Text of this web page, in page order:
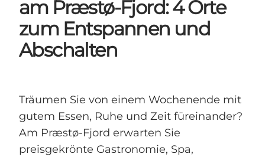
Reise planen
am Præstø-Fjord: 4 Orte
zum Entspannen und
Abschalten
Träumen Sie von einem Wochenende mit
gutem Essen, Ruhe und Zeit füreinander?
Am Præstø-Fjord erwarten Sie
preisgekrönte Gastronomie, Spa,